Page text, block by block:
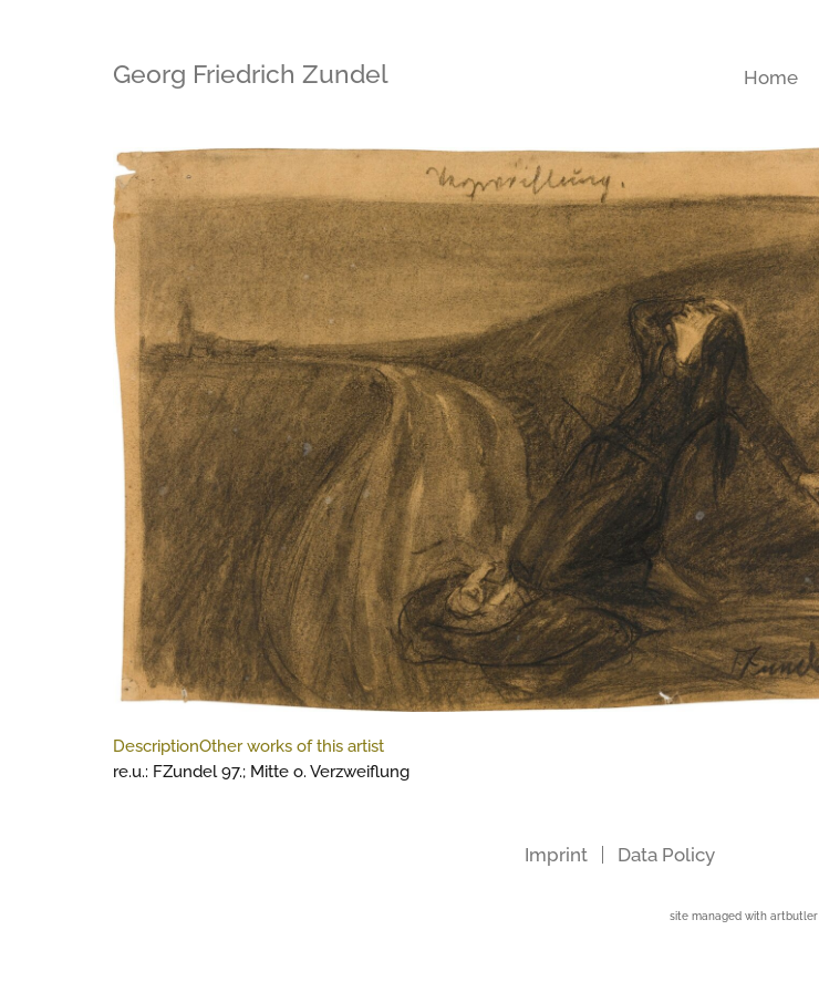
Georg Friedrich Zundel Home
DescriptionOther works of this artist
re.u.: FZundel 97.; Mitte o. Verzweiflung
Imprint Data Policy
site managed with artbutler